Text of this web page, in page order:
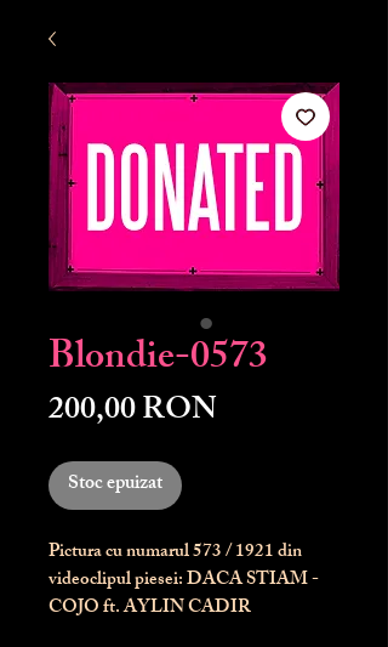
Blondie-0573
200,00 RONPreț
Stoc epuizat
Pictura cu numarul573/ 1921 din
videoclipul piesei: DACA STIAM -
COJO ft. AYLIN CADIR